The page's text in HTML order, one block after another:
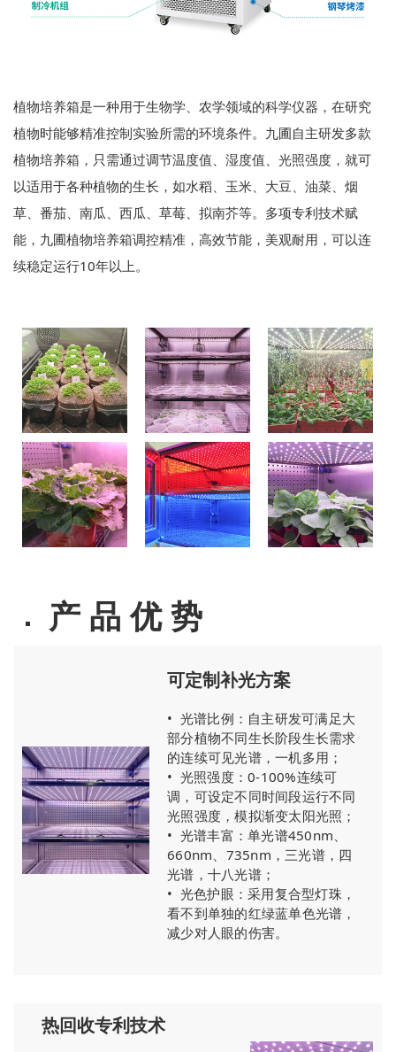
植物培养箱是一种用于生物学、农学领域的科学仪器，在研究
植物时能够精准控制实验所需的环境条件。九圃自主研发多款
植物培养箱，只需通过调节温度值、湿度值、光照强度，就可
以适用于各种植物的生长，如水稻、玉米、大豆、油菜、烟
草、番茄、南瓜、西瓜、草莓、拟南芥等。多项专利技术赋
能，九圃植物培养箱调控精准，高效节能，美观耐用，可以连
续稳定运行10年以上。
产 品 优 势
可定制补光方案
• 光谱比例：自主研发可满足大
部分植物不同生长阶段生长需求
的连续可见光谱，一机多用；
• 光照强度：0-100%连续可
调，可设定不同时间段运行不同
光照强度，模拟渐变太阳光照；
• 光谱丰富：单光谱450nm、
660nm、735nm，三光谱，四
光谱，十八光谱；
• 光色护眼：采用复合型灯珠，
看不到单独的红绿蓝单色光谱，
减少对人眼的伤害。
热回收专利技术